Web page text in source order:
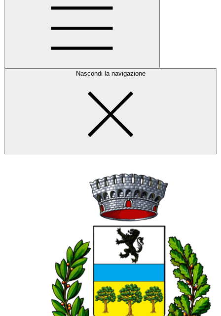
Nascondi la navigazione